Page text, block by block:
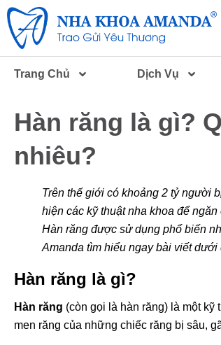
Trang Chủ Dịch Vụ
Hàn răng là gì?
nhiêu?
Trên thế giới có khoảng 2 tỷ người
hiện các kỹ thuật nha khoa để
Hàn răng được sử dụng phổ biến
Amanda tìm hiểu ngay bài viết dưới
Hàn răng là gì?
Hàn răng (còn gọi là hàn răng) là một
men răng của những chiếc răng bị sâu,